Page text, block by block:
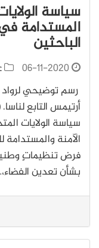
سياسة
المستدامة
الباحثين
06-11-2020
رسم توضيحي
سياسة الولايات
الآمنة والمستدامة
فرض تنظيماتٍ
بشأن تعدين